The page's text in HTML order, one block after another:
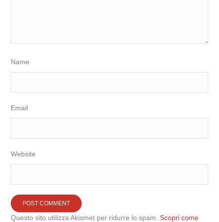
Name
Email
Website
Questo sito utilizza Akismet per ridurre lo spam.Scopri come